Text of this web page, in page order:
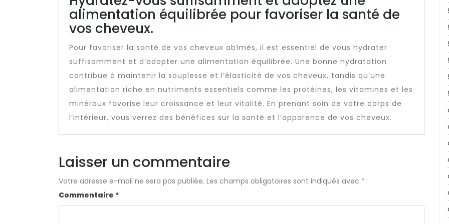
alimentation équilibrée pour favoriser la santé de
vos cheveux.
Pour favoriser la santé de vos cheveux abîmés, il est essentiel de vous hydrater
suffisamment et d’adopter une alimentation équilibrée. Une bonne hydratation
contribue à maintenir la souplesse et l’élasticité de vos cheveux, tandis qu’une
alimentation riche en nutriments essentiels comme les protéines, les vitamines et les
minéraux favorise leur croissance et leur vitalité. En prenant soin de votre corps de
l’intérieur, vous verrez des bénéfices sur la santé et l’apparence de vos cheveux.
Laisser un commentaire
Votre adresse e-mail ne sera pas publiée. Les champs obligatoires sont indiqués avec *
Commentaire *